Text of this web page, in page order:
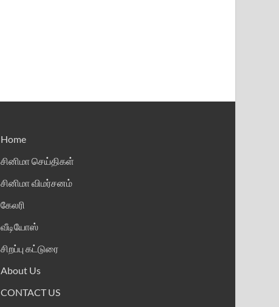
Home
சினிமா செய்திகள்
சினிமா விமர்சனம்
கேலரி
வீடியோஸ்
சிறப்பு கட்டுரை
About Us
CONTACT US